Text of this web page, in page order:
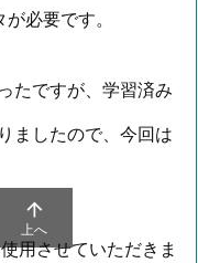
必要です。
たですが、学習済み
ましたので、今回は
用させていただきま

上へ